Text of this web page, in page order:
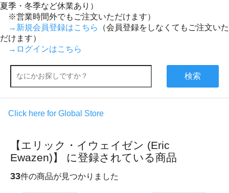
夏季・冬季など休業あり）
※営業時間外でもご注文いただけます）
→新規会員登録はこちら
（会員登録をしなくてもご注文いた
だけます）
→ログインはこちら
検索
Click here for Global Store
【エリック・イウェイゼン (Eric
Ewazen)】 に登録されている商品
33件の商品が見つかりました